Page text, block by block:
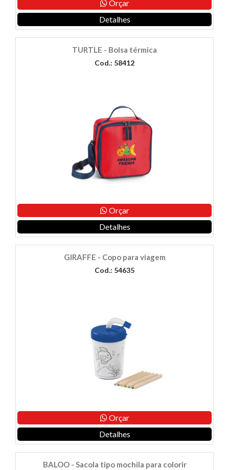
Orçar
Detalhes
TURTLE - Bolsa térmica
Cod.: 58412
Orçar
Detalhes
GIRAFFE - Copo para viagem
Cod.: 54635
Orçar
Detalhes
BALOO - Sacola tipo mochila para colorir